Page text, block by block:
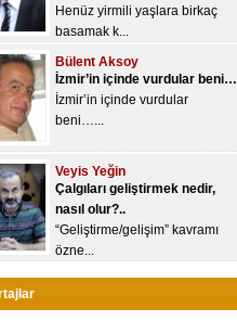
Henüz yirmili yaşlara birkaç
basamak k...
Bülent Aksoy
İzmir’in içinde vurdular beni…
İzmir’in içinde vurdular
beni…...
Veyis Yeğin
Çalgıları geliştirmek nedir,
nasıl olur?..
“Geliştirme/gelişim” kavramı
özne...
Ayhan Sarı